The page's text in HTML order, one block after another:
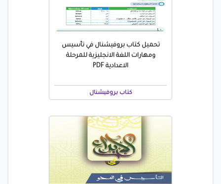
تحميل كتاب بروفيشنال في تأسيس
ومهارات اللغة الانجليزية للمرحلة
الاعدادية PDF
كتاب بروفيشنال